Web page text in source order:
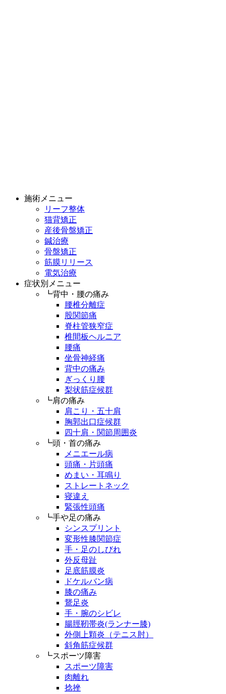
施術メニュー
リーフ整体
猫背矯正
産後骨盤矯正
鍼治療
骨盤矯正
筋膜リリース
電気治療
症状別メニュー
┗背中・腰の痛み
腰椎分離症
股関節痛
脊柱管狭窄症
椎間板ヘルニア
腰痛
坐骨神経痛
背中の痛み
ぎっくり腰
梨状筋症候群
┗肩の痛み
肩こり・五十肩
胸郭出口症候群
四十肩・関節周囲炎
┗頭・首の痛み
メニエール病
頭痛・片頭痛
めまい・耳鳴り
ストレートネック
寝違え
緊張性頭痛
┗手や足の痛み
シンスプリント
変形性膝関節症
手・足のしびれ
外反母趾
足底筋膜炎
ドケルバン病
膝の痛み
鵞足炎
手・腕のシビレ
腸脛靭帯炎(ランナー膝)
外側上顆炎（テニス肘）
斜角筋症候群
┗スポーツ障害
スポーツ障害
肉離れ
捻挫